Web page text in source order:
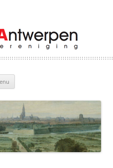
inhoud